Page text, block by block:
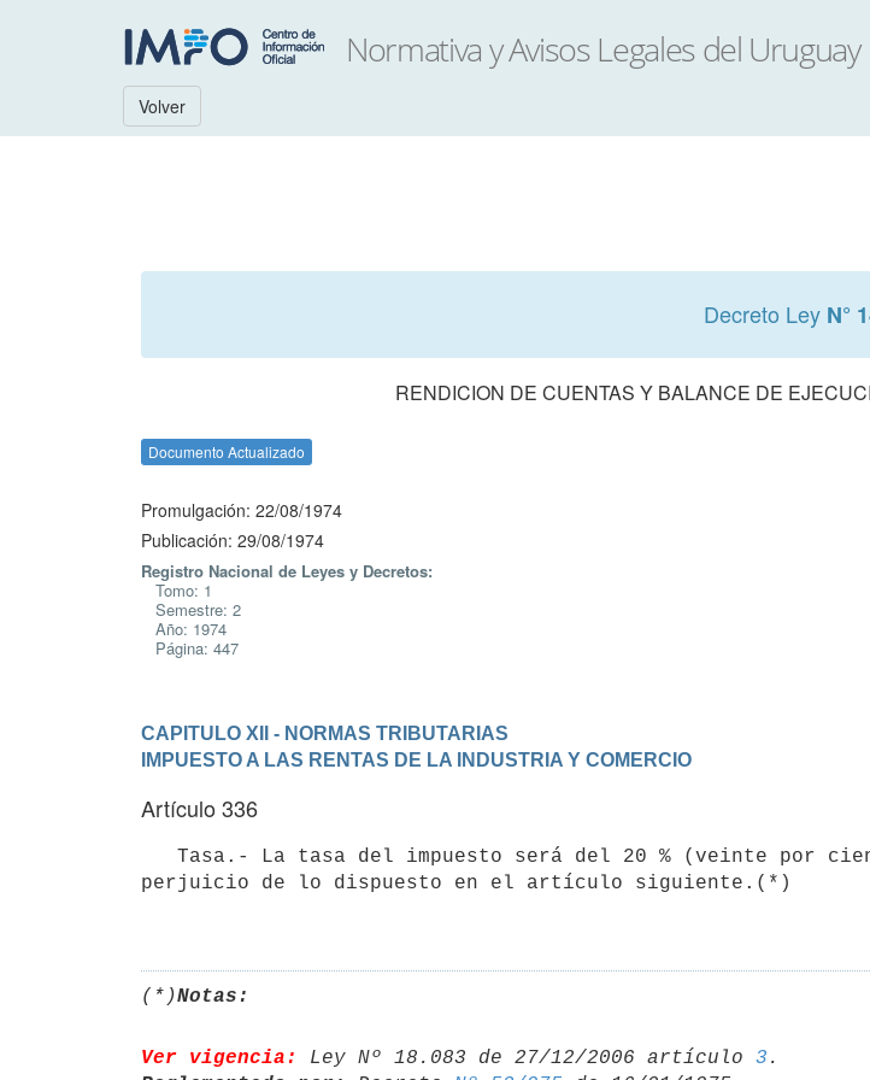
Volver
Decreto Ley N°
RENDICION DE CUENTAS Y BALANCE DE
Documento Actualizado
Promulgación: 22/08/1974
Publicación: 29/08/1974
Registro Nacional de Leyes y Decretos:
Tomo: 1
Semestre: 2
Año: 1974
Página: 447
CAPITULO XII - NORMAS TRIBUTARIAS
IMPUESTO A LAS RENTAS DE LA INDUSTRIA Y COMERCIO
Artículo 336
perjuicio de lo dispuesto en el artículo siguiente.(*)
(*)Notas:
Ver vigencia: Ley Nº 18.083 de 27/12/2006 artículo 3